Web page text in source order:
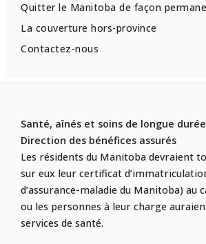
Quitter le Manitoba de façon
La couverture hors-province
Contactez-nous
Santé, aînés et soins de longue durée
Direction des bénéfices assurés
Les résidents du Manitoba devraient
sur eux leur certificat
d’assurance-maladie du Manitoba) au
ou les personnes à leur charge
services de santé.